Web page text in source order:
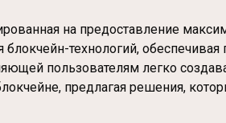
на предоставление
технологий,
пользователям легко
предлагая решения,